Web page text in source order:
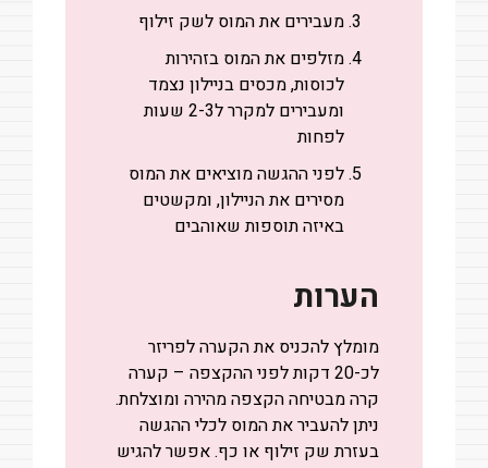
מעבירים את המוס לשק זילוף
מזלפים את המוס בזהירות
לכוסות, מכסים בניילון נצמד
ומעבירים למקרר ל2-3 שעות
לפחות
לפני ההגשה מוציאים את המוס
מסירים את הניילון, ומקשטים
באיזה תוספות שאוהבים
הערות
מומלץ להכניס את הקערה לפריזר
לכ-20 דקות לפני ההקצפה – קערה
קרה מבטיחה הקצפה מהירה ומוצלחת.
ניתן להעביר את המוס לכלי ההגשה
בעזרת שק זילוף או כף. אפשר להגיש